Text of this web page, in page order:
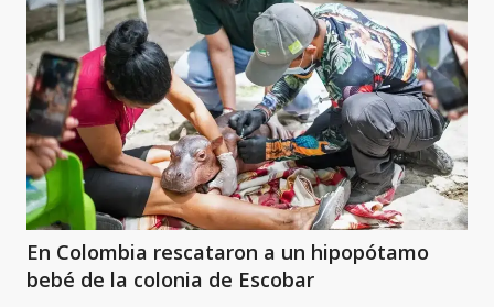
En Colombia rescataron a un hipopótamo
bebé de la colonia de Escobar